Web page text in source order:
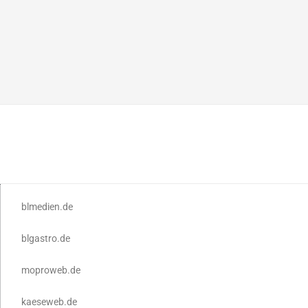
blmedien.de
blgastro.de
moproweb.de
kaeseweb.de